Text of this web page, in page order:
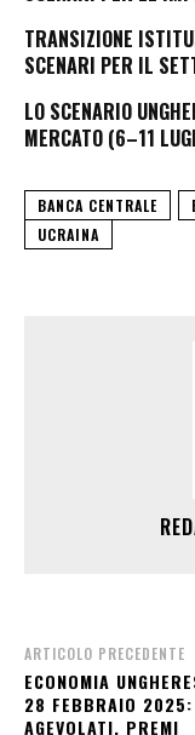
TRANSIZIONE
SCENARI PER IL
LO SCENARIO
MERCATO (6–11
BANCA CENTRALE
UCRAINA
ARTICOLO PRECEDENTE
ECONOMIA
28 FEBBRAIO 2025:
AGEVOLATI, PREMI